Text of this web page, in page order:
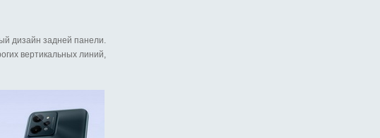
дизайн задней панели.
вертикальных линий,